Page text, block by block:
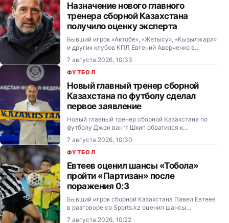
Назначение нового главного
тренера сборной Казахстана
получило оценку эксперта
Бывший игрок «Актобе», «Жетысу», «Кызылжара»
и других клубов КПЛ Евгений Аверченко в
беседе со Sports.kz прокомментировал
назначение нидерландского специалиста Джона
ван ’т Схипа на должность главного тренера
сборной…
7 августа 2026, 10:33
ФУТБОЛ
Новый главный тренер сборной
Казахстана по футболу сделал
первое заявление
Новый главный тренер сборной Казахстана по
футболу Джон ван ’т Шкип обратился к
болельщикам и СМИ, а также поделился
первыми эмоциями от своего назначения.
7 августа 2026, 10:30
ФУТБОЛ
Евтеев оценил шансы «Тобола»
пройти «Партизан» после
поражения 0:3
Бывший игрок сборной Казахстана Павел Евтеев
в разговоре со Sports.kz оценил шансы
костанайского «Тобола» выйти в плей-офф
7 августа 2026, 10:22